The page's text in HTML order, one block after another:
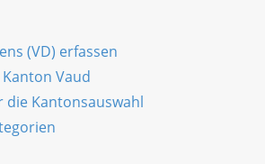
(VD) erfassen
Vaud
die Kantonsauswahl